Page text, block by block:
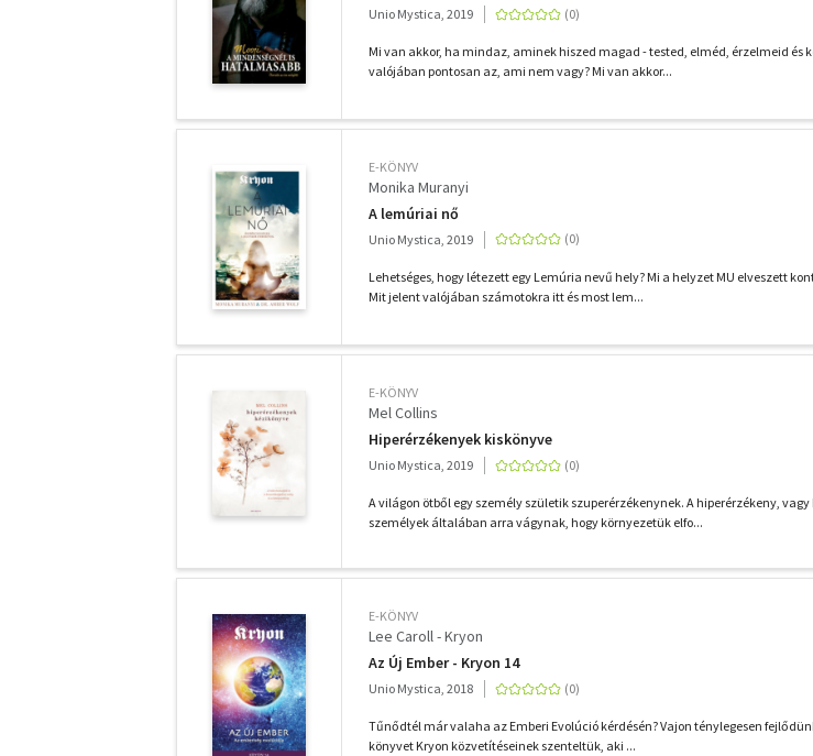
Unio Mystica, 2019
Mi van akkor, ha mindaz, aminek hiszed magad - tested, elméd, érzelmeid és
valójában pontosan az, ami nem vagy? Mi van akkor...
E-KÖNYV
Monika Muranyi
A lemúriai nő
Unio Mystica, 2019
Lehetséges, hogy létezett egy Lemúria nevű hely? Mi a helyzet MU elveszett
Mit jelent valójában számotokra itt és most lem...
E-KÖNYV
Mel Collins
Hiperérzékenyek kiskönyve
Unio Mystica, 2019
A világon ötből egy személy születik szuperérzékenynek. A hiperérzékeny, vagy
személyek általában arra vágynak, hogy környezetük elfo...
E-KÖNYV
Lee Caroll - Kryon
Az Új Ember - Kryon 14
Unio Mystica, 2018
Tűnődtél már valaha az Emberi Evolúció kérdésén? Vajon ténylegesen
könyvet Kryon közvetítéseinek szenteltük, aki ...